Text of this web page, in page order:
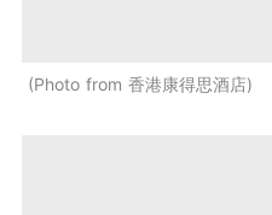
Photo from 香港康得思酒店